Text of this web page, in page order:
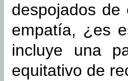
despojados
empatía, ¿es
incluye una
equitativo de